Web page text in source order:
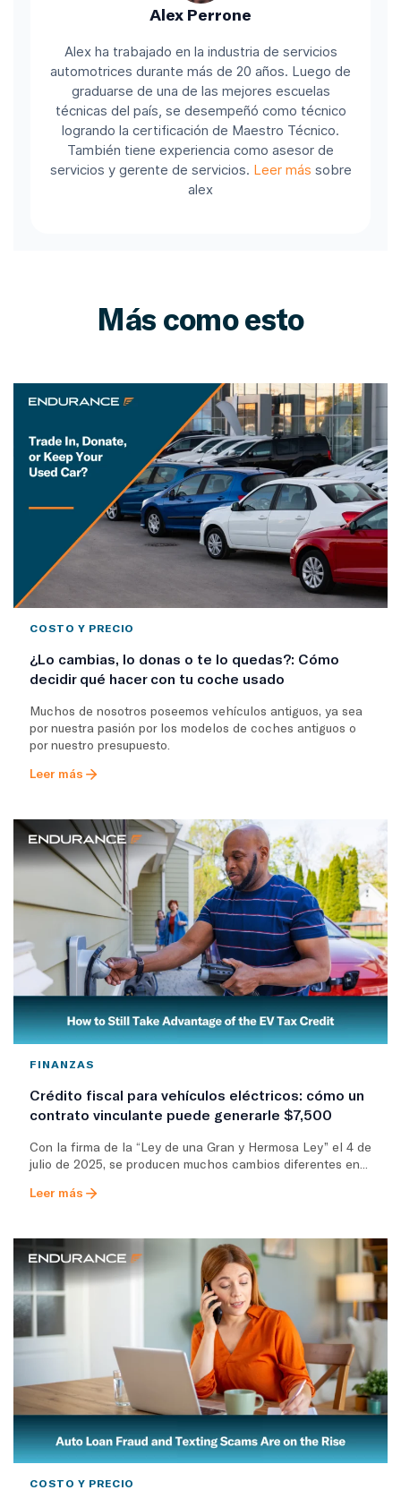
Alex Perrone
Alex ha trabajado en la industria de servicios
automotrices durante más de 20 años. Luego de
graduarse de una de las mejores escuelas
técnicas del país, se desempeñó como técnico
logrando la certificación de Maestro Técnico.
También tiene experiencia como asesor de
servicios y gerente de servicios. Leer más sobre
alex
Más como esto
COSTO Y PRECIO
¿Lo cambias, lo donas o te lo quedas?: Cómo
decidir qué hacer con tu coche usado
Muchos de nosotros poseemos vehículos antiguos, ya sea
por nuestra pasión por los modelos de coches antiguos o
por nuestro presupuesto.
Leer más
FINANZAS
Crédito fiscal para vehículos eléctricos: cómo un
contrato vinculante puede generarle $7,500
Con la firma de la “Ley de una Gran y Hermosa Ley” el 4 de
julio de 2025, se producen muchos cambios diferentes en...
Leer más
COSTO Y PRECIO